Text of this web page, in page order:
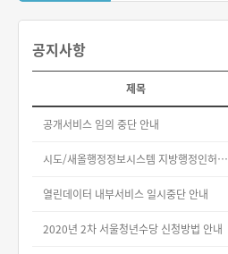
공지사항
제목
공개서비스 임의 중단 안내
시도/새올행정정보시스템 지방행정인허가 데이터셋 대체 안내(2차)
열린데이터 내부서비스 일시중단 안내
2020년 2차 서울청년수당 신청방법 안내